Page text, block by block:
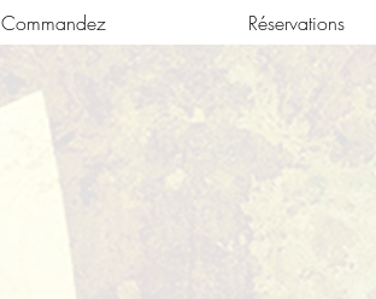
Commandez Réservations